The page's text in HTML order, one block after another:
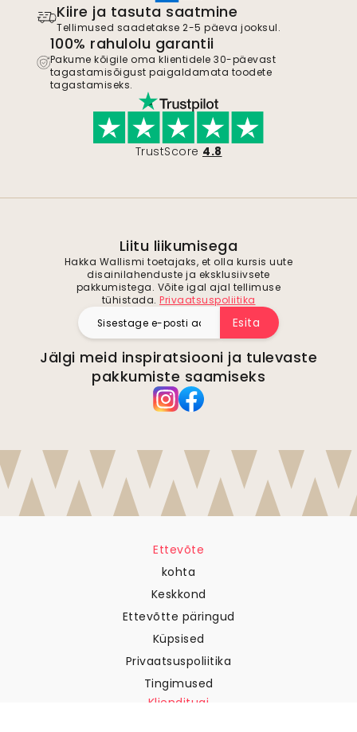
Kiire ja tasuta saatmine
Tellimused saadetakse 2-5 päeva jooksul.
100% rahulolu garantii
Pakume kõigile oma klientidele 30-päevast
tagastamisõigust paigaldamata toodete
tagastamiseks.
TrustScore 4.8
Liitu liikumisega
Hakka Wallismi toetajaks, et olla kursis uute
disainilahenduste ja eksklusiivsete
pakkumistega. Võite igal ajal tellimuse
tühistada. Privaatsuspoliitika
Esita
Jälgi meid inspiratsiooni ja tulevaste
pakkumiste saamiseks
Ettevõte
kohta
Keskkond
Ettevõtte päringud
Küpsised
Privaatsuspoliitika
Tingimused
Klienditugi